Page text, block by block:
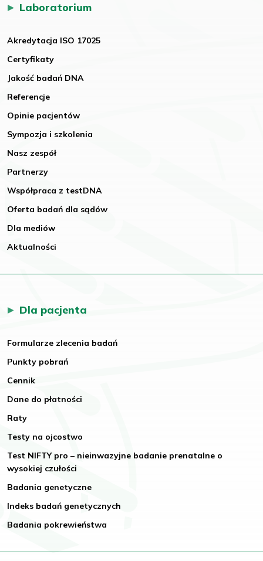
Laboratorium
Akredytacja ISO 17025
Certyfikaty
Jakość badań DNA
Referencje
Opinie pacjentów
Sympozja i szkolenia
Nasz zespół
Partnerzy
Współpraca z testDNA
Oferta badań dla sądów
Dla mediów
Aktualności
Dla pacjenta
Formularze zlecenia badań
Punkty pobrań
Cennik
Dane do płatności
Raty
Testy na ojcostwo
Test NIFTY pro – nieinwazyjne badanie prenatalne o
wysokiej czułości
Badania genetyczne
Indeks badań genetycznych
Badania pokrewieństwa